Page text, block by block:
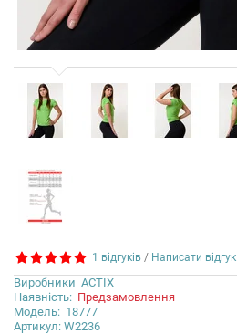
1 відгуків / Написати відгук
Виробники ACTIX
Наявність: Предзамовлення
Модель: 18777
Артикул: W2236